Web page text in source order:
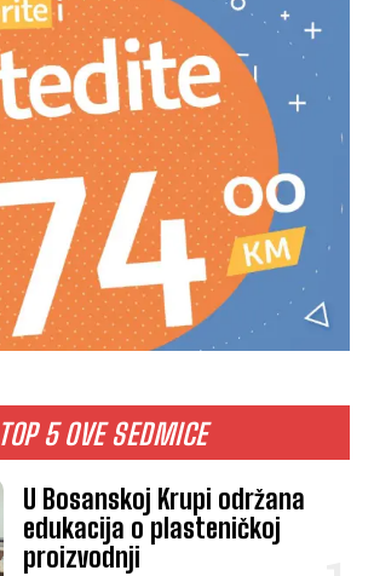
TOP 5 OVE SEDMICE
U Bosanskoj Krupi održana
edukacija o plasteničkoj
proizvodnji